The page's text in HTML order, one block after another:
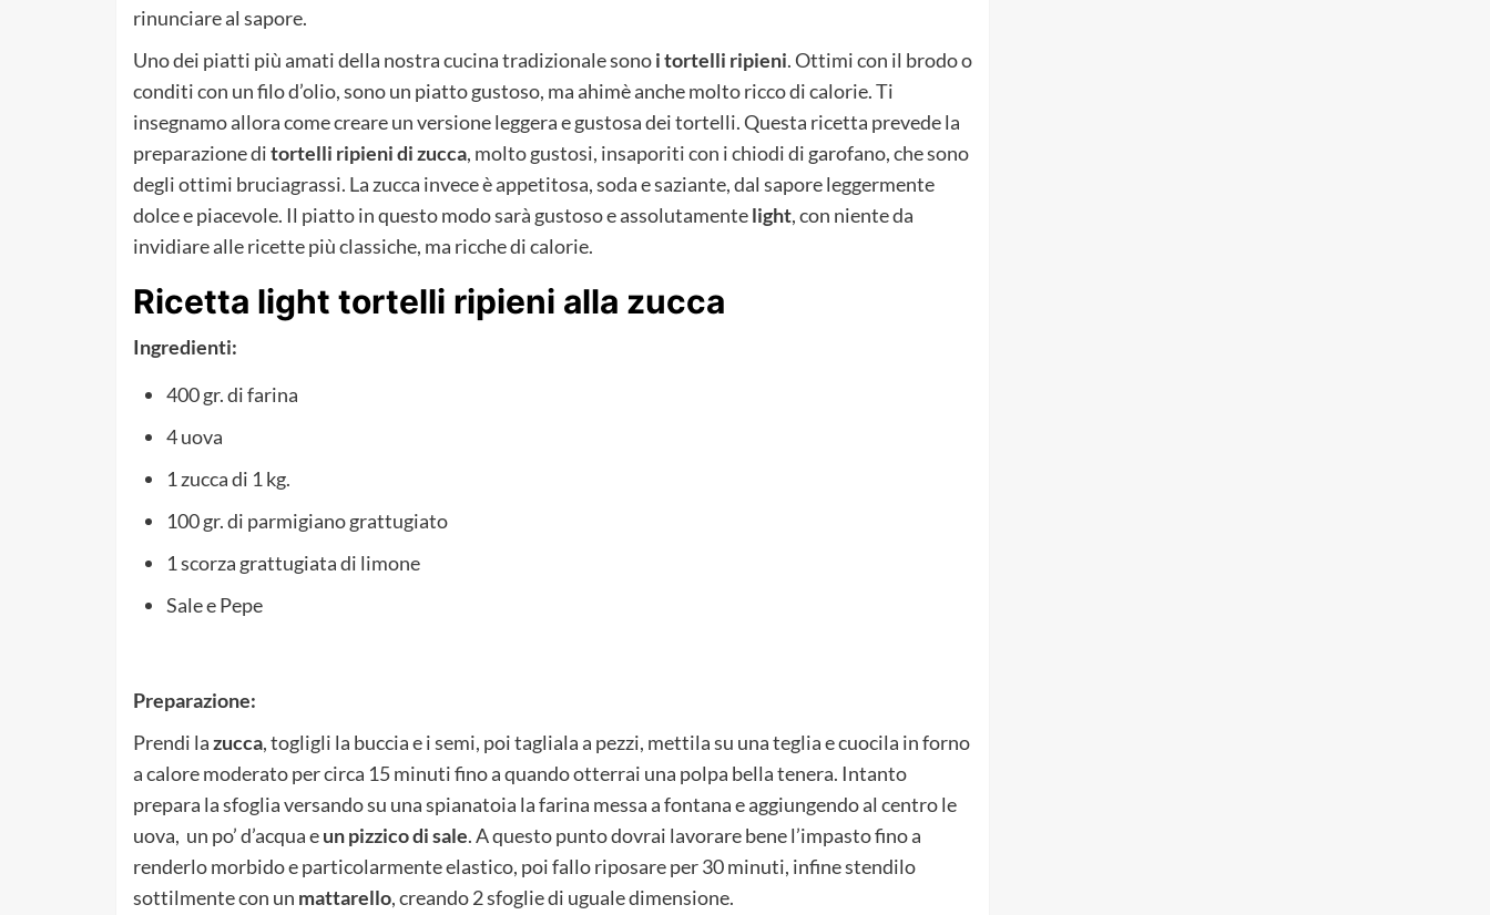
rinunciare al sapore.
Uno dei piatti più amati della nostra cucina tradizionale sonoi tortelli ripieni. Ottimi con il brodo o
conditi con un filo d’olio, sono un piatto gustoso, ma ahimè anche molto ricco di calorie. Ti
insegnamo allora come creare un versione leggera e gustosa dei tortelli. Questa ricetta prevede la
preparazione ditortelli ripieni di zucca, molto gustosi, insaporiti con i chiodi di garofano, che sono
degli ottimi bruciagrassi. La zucca invece è appetitosa, soda e saziante, dal sapore leggermente
dolce e piacevole. Il piatto in questo modo sarà gustoso e assolutamentelight, con niente da
invidiare alle ricette più classiche, ma ricche di calorie.
Ricetta light tortelli ripieni alla zucca
Ingredienti:
400 gr. di farina
4 uova
1 zucca di 1 kg.
100 gr. di parmigiano grattugiato
1 scorza grattugiata di limone
Sale ePepe
Preparazione:
Prendi lazucca, togligli la buccia e i semi, poi tagliala a pezzi, mettila su una teglia e cuocila in forno
a calore moderato per circa 15 minuti fino a quando otterrai una polpa bella tenera. Intanto
prepara la sfoglia versando su una spianatoia la farina messa a fontana e aggiungendo al centro le
uova, un po’ d’acqua eun pizzico di sale. A questo punto dovrai lavorare bene l’impasto fino a
renderlo morbido e particolarmente elastico, poi fallo riposare per 30 minuti, infine stendilo
sottilmente con un mattarello, creando 2 sfoglie di uguale dimensione.